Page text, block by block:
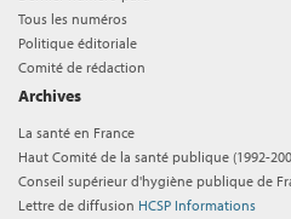
Tous les numéros
Politique éditoriale
Comité de rédaction
Archives
La santé en France
Haut Comité de la santé publique (1992-
Conseil supérieur d'hygiène publique de
Lettre de diffusion HCSP Informations